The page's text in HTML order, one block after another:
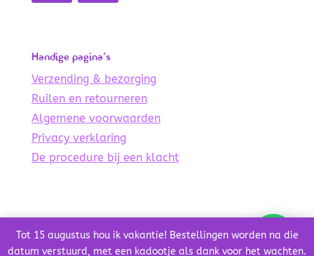
Tot 15 augustus hou ik vakantie! Bestellingen worden na die
datum verstuurd, met een kadootje als dank voor het wachten.
Handige pagina’s
Verzending & bezorging
Ruilen en retourneren
Algemene voorwaarden
Privacy verklaring
De procedure bij een klacht
Credits